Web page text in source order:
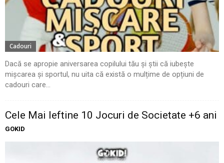
Cadouri
Dacă se apropie aniversarea copilului tău și știi că iubește
mișcarea și sportul, nu uita că există o mulțime de opțiuni de
cadouri care...
Cele Mai Ieftine 10 Jocuri de Societate +6 ani
GOKID